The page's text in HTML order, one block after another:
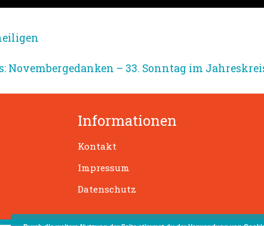
Novembergedanken – 33. Sonntag im
Informationen
Kontakt
Impressum
Datenschutz